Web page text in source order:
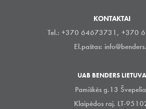
KONTAKTAI
Tel.: +370 64673731, +370
El.paštas:
UAB BENDERS LIETUVA
Pamiškės g.13
Klaipėdos raj. LT-